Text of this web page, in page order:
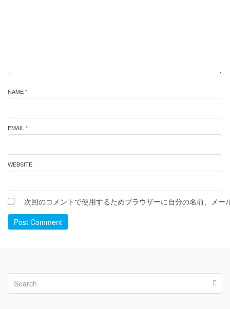
NAME *
EMAIL *
WEBSITE
次回のコメントで使用するためブラウザーに自分の名前、メー
Post Comment